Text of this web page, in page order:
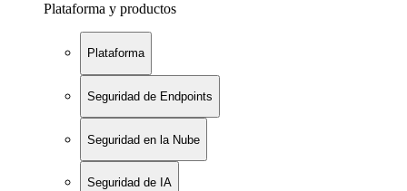
Plataforma y productos
Plataforma
Seguridad de Endpoints
Seguridad en la Nube
Seguridad de IA